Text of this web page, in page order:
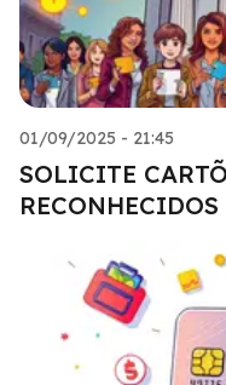
01/09/2025 - 21:45
SOLICITE
RECONHECIDOS